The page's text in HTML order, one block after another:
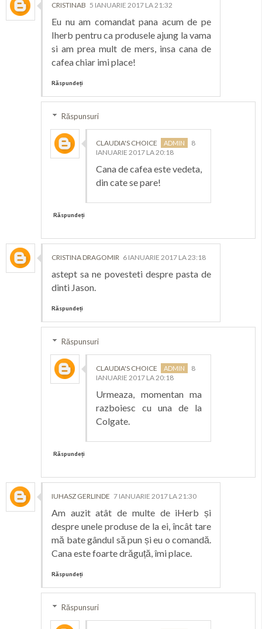
CRISTINAB 5 IANUARIE 2017 LA 21:32
Eu nu am comandat pana acum de pe
Iherb pentru ca produsele ajung la vama
si am prea mult de mers, insa cana de
cafea chiar imi place!
Răspundeți
Răspunsuri
CLAUDIA'S CHOICE
8
IANUARIE 2017 LA 20:18
Cana de cafea este vedeta,
din cate se pare!
Răspundeți
CRISTINA DRAGOMIR 6 IANUARIE 2017 LA 23:18
astept sa ne povesteti despre pasta de
dinti Jason.
Răspundeți
Răspunsuri
CLAUDIA'S CHOICE
8
IANUARIE 2017 LA 20:18
Urmeaza, momentan ma
razboiesc cu una de la
Colgate.
Răspundeți
IUHASZ GERLINDE 7 IANUARIE 2017 LA 21:30
Am auzit atât de multe de iHerb și
despre unele produse de la ei, încât tare
mă bate gândul să pun și eu o comandă.
Cana este foarte drăguță, îmi place.
Răspundeți
Răspunsuri